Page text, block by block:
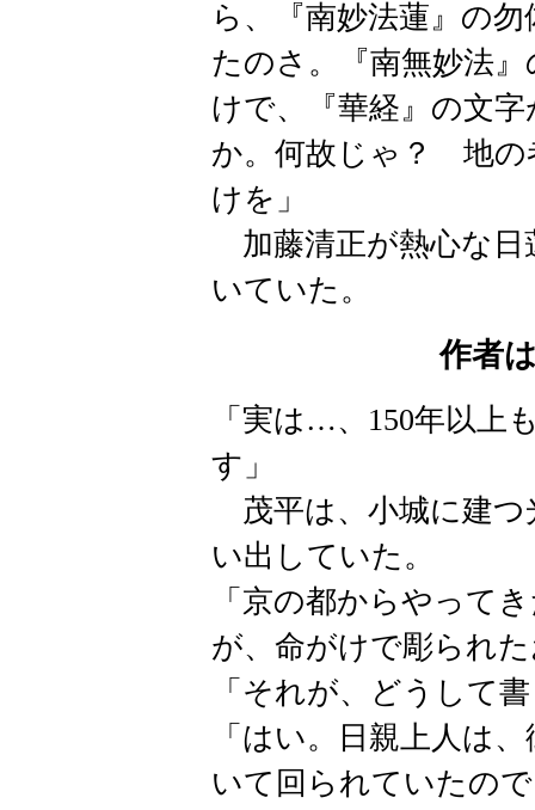
ら、『南妙法蓮』の
たのさ。『南無妙法
けで、『華経』の文
か。何故じゃ？ 地の
けを」
加藤清正が熱心な日
いていた。
作者
「実は…、150年以上
す」
茂平は、小城に建つ
い出していた。
「京の都からやって
が、命がけで彫られ
「それが、どうして
「はい。日親上人は
いて回られていたの